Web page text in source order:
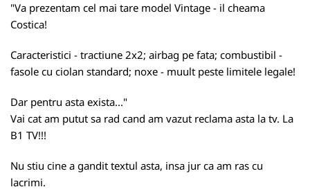
"Va prezentam cel mai tare model Vintage - il cheama
Costica!
Caracteristici - tractiune 2x2; airbag pe fata; combustibil -
fasole cu ciolan standard; noxe - muult peste limitele legale!
Dar pentru asta exista..."
Vai cat am putut sa rad cand am vazut reclama asta la tv. La
B1 TV!!!
Nu stiu cine a gandit textul asta, insa jur ca am ras cu
lacrimi.